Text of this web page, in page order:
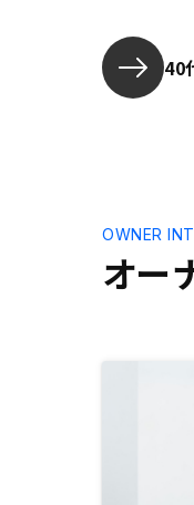
40
オー
OWNER